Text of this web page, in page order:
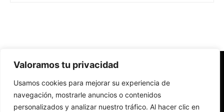
Valoramos tu privacidad
Usamos cookies para mejorar su experiencia de
navegación, mostrarle anuncios o contenidos
personalizados y analizar nuestro tráfico. Al hacer clic en
Redes Cristianas
Una mirada alternativa sobre la Iglesia católica y la sociedad
- Colectivos de Redes Cristianas